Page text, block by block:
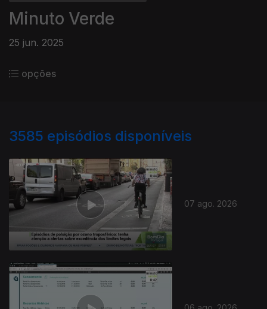
Minuto Verde
25 jun. 2025
opções
3585 episódios disponíveis
07 ago. 2026